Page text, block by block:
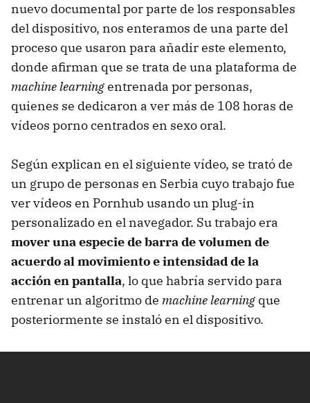
nuevo documental por parte de los responsables
del dispositivo, nos enteramos de una parte del
proceso que usaron para añadir este elemento,
donde afirman que se trata de una plataforma de
machine learningentrenada por personas,
quienes se dedicaron a ver más de 108 horas de
vídeos porno centrados en sexo oral.
Según explican en el siguiente vídeo, se trató de
un grupo de personas en Serbia cuyo trabajo fue
ver vídeos en Pornhub usando un plug-in
personalizado en el navegador. Su trabajo era
mover una especie de barra de volumen de
acuerdo al movimiento e intensidad de la
acción en pantalla, lo que habría servido para
entrenar un algoritmo de machine learning que
posteriormente se instaló en el dispositivo.